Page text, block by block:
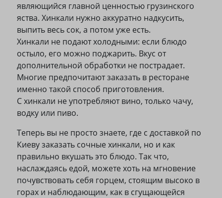
являющийся главной ценностью грузинского
яства. Хинкали нужно аккуратно надкусить,
выпить весь сок, а потом уже есть.
Хинкали не подают холодными: если блюдо
остыло, его можно поджарить. Вкус от
дополнительной обработки не пострадает.
Многие предпочитают заказать в ресторане
именно такой способ приготовления.
С хинкали не употребляют вино, только чачу,
водку или пиво.
Теперь вы не просто знаете, где с доставкой по
Киеву заказать сочные хинкали, но и как
правильно вкушать это блюдо. Так что,
наслаждаясь едой, можете хоть на мгновение
почувствовать себя горцем, стоящим высоко в
горах и наблюдающим, как в сгущающейся